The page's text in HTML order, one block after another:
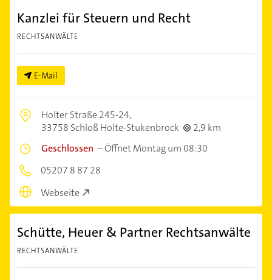
Kanzlei für Steuern und Recht
RECHTSANWÄLTE
E-Mail
Holter Straße 245-24,
33758 Schloß Holte-Stukenbrock
2,9 km
Geschlossen –Öffnet Montag um 08:30
05207 8 87 28
Webseite
Schütte, Heuer & Partner Rechtsanwälte
RECHTSANWÄLTE